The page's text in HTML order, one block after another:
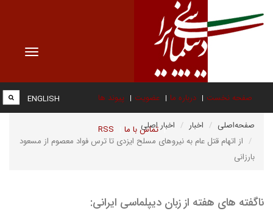
Toggle
صفحه نخست درباره ما عضویت پیوند ها
تماس با ما RSS
ENGLISH
صفحه‌اصلی اخبار
اخبار اصلی
از اتهام قتل عام به نیروهای مسلح ایزدی تا ترس فواد معصوم از مسعود
بارزانی
ناگفته های هفته از زبان دیپلماسی ایرانی: